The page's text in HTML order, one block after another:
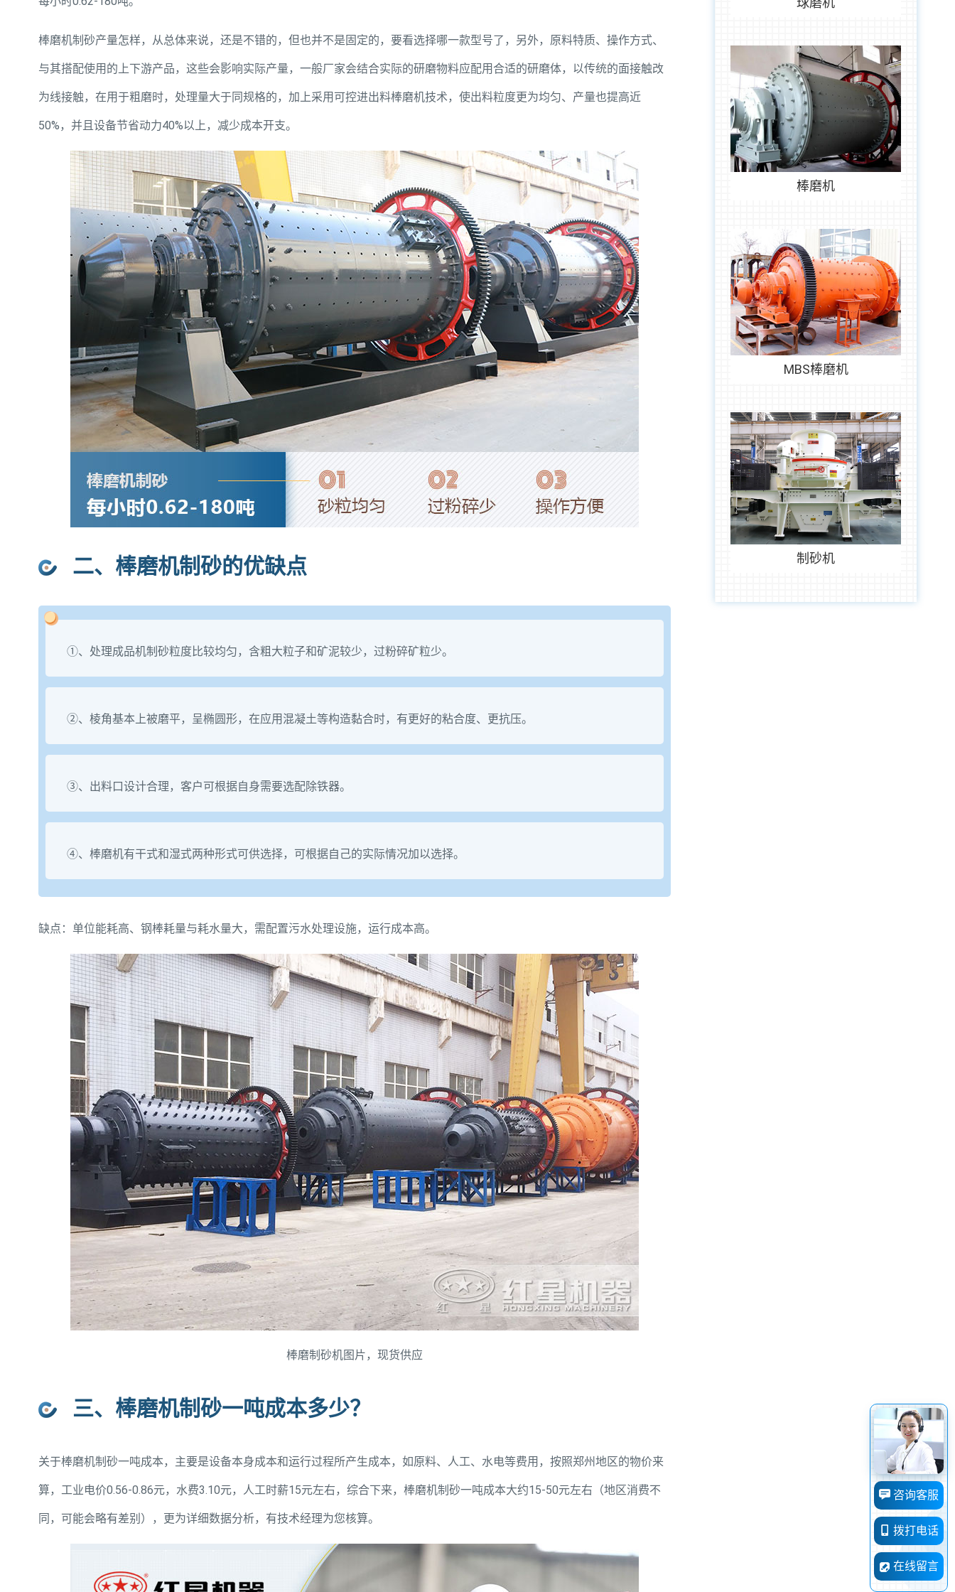
棒磨机制砂产量怎样，从总体来说，还是不错的，但也并不是固定的，要看选择哪一款型号了，另外，原料特质、操作方式、
与其搭配使用的上下游产品，这些会影响实际产量，一般厂家会结合实际的研磨物料应配用合适的研磨体，以传统的面接触改
为线接触，在用于粗磨时，处理量大于同规格的，加上采用可控进出料棒磨机技术，使出料粒度更为均匀、产量也提高近
50%，并且设备节省动力40%以上，减少成本开支。
二、棒磨机制砂的优缺点
①、处理成品机制砂粒度比较均匀，含粗大粒子和矿泥较少，过粉碎矿粒少。
②、棱角基本上被磨平，呈椭圆形，在应用混凝土等构造黏合时，有更好的粘合度、更抗压。
③、出料口设计合理，客户可根据自身需要选配除铁器。
④、棒磨机有干式和湿式两种形式可供选择，可根据自己的实际情况加以选择。
缺点：单位能耗高、钢棒耗量与耗水量大，需配置污水处理设施，运行成本高。
棒磨制砂机图片，现货供应
三、棒磨机制砂一吨成本多少？
关于棒磨机制砂一吨成本，主要是设备本身成本和运行过程所产生成本，如原料、人工、水电等费用，按照郑州地区的物价来
算，工业电价0.56-0.86元，水费3.10元，人工时薪15元左右，综合下来，棒磨机制砂一吨成本大约15-50元左右（地区消费不
同，可能会略有差别），更为详细数据分析，有技术经理为您核算。
棒磨机
MBS棒磨机
制砂机
咨询客服
拨打电话
在线留言